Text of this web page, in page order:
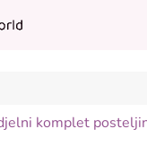
komplet